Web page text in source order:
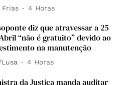
Frias 4 Horas
diz que atravessar a 25
“não é gratuito” devido ao
na manutenção
Lusa 4 Horas
da Justiça manda auditar